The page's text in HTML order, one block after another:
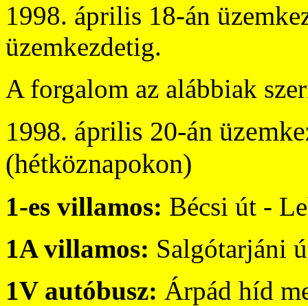
1998. április 18-án
üzemkezdetig.
A forgalom az alábbiak
1998. április 20-án
(hétköznapokon)
1-es villamos: Bécsi út -
1A villamos: Salgótarjáni
1V autóbusz: Árpád híd